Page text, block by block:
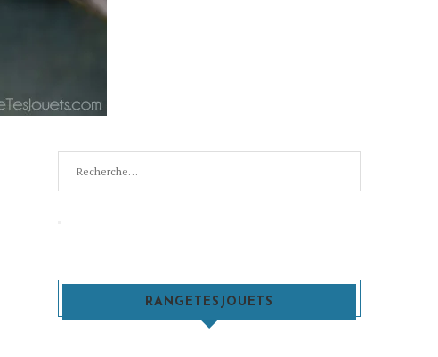
pour
:
RANGETESJOUETS